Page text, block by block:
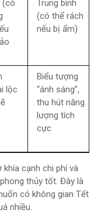
(có
Trung bình
(có thể rách
nếu bị ẩm)
lộc
Biểu tượng
“ánh sáng”,
thu hút năng
lượng tích
cực
cạnh chi phí và
thủy tốt. Đây là
có không gian Tết
nhiều.